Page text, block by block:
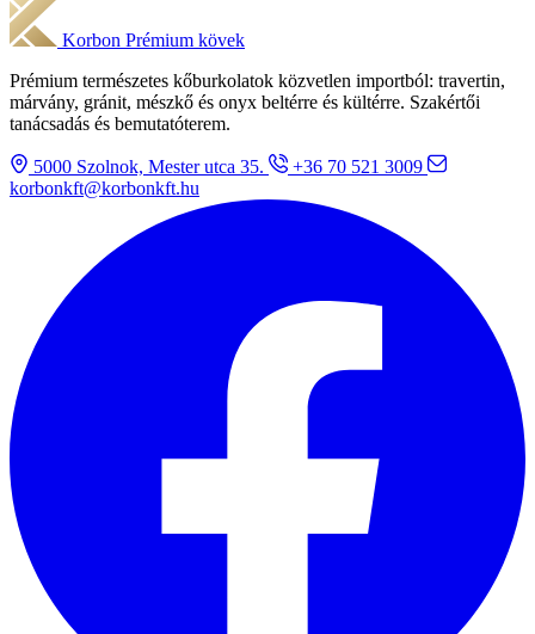
Korbon Prémium kövek
Prémium természetes kőburkolatok közvetlen importból: travertin,
márvány, gránit, mészkő és onyx beltérre és kültérre. Szakértői
tanácsadás és bemutatóterem.
5000 Szolnok, Mester utca 35.
+36 70 521 3009
korbonkft@korbonkft.hu